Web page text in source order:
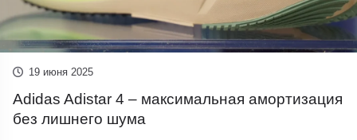
19 июня 2025
Adidas Adistar 4 – максимальная амортизация
без лишнего шума